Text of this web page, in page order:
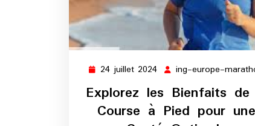
24 juillet 2024 24
juillet
2024
ing-europe-
Explorez les Bienfaits
Course à Pied pour une